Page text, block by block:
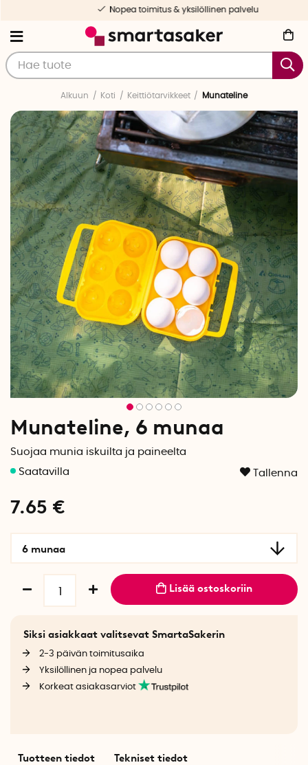
Nopea toimitus & yksilöllinen palvelu
Alkuun Koti Keittiötarvikkeet Munateline
Munateline, 6 munaa
Suojaa munia iskuilta ja paineelta
Tallenna
7.65 €
6 munaa
Lisää ostoskoriin
Siksi asiakkaat valitsevat SmartaSakerin
2-3 päivän toimitusaika
Yksilöllinen ja nopea palvelu
Korkeat asiakasarviot
Tuotteen tiedot Tekniset tiedot